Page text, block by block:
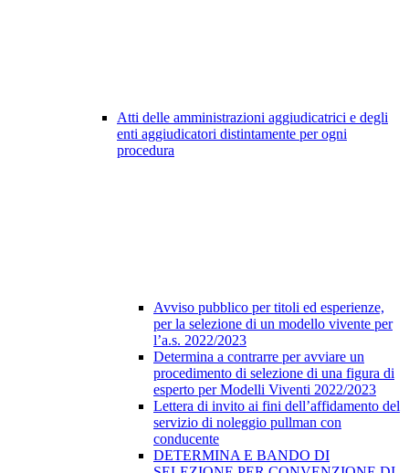
Atti delle amministrazioni aggiudicatrici e degli
enti aggiudicatori distintamente per ogni
procedura
Avviso pubblico per titoli ed esperienze,
per la selezione di un modello vivente per
l’a.s. 2022/2023
Determina a contrarre per avviare un
procedimento di selezione di una figura di
esperto per Modelli Viventi 2022/2023
Lettera di invito ai fini dell’affidamento del
servizio di noleggio pullman con
conducente
DETERMINA E BANDO DI